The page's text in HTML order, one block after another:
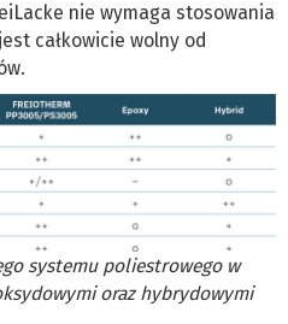
nie wymaga stosowania
całkowicie wolny od
systemu poliestrowego w
oraz hybrydowymi